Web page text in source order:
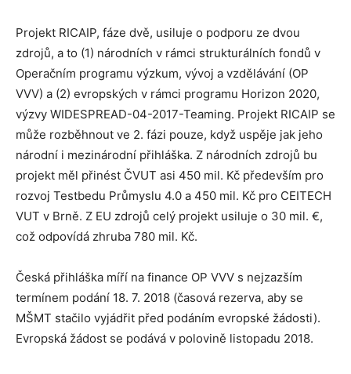
Projekt RICAIP, fáze dvě, usiluje o podporu ze dvou
zdrojů, a to (1) národních v rámci strukturálních fondů v
Operačním programu výzkum, vývoj a vzdělávání (OP
VVV) a (2) evropských v rámci programu Horizon 2020,
výzvy WIDESPREAD-04-2017-Teaming. Projekt RICAIP se
může rozběhnout ve 2. fázi pouze, když uspěje jak jeho
národní i mezinárodní přihláška. Z národních zdrojů bu
projekt měl přinést ČVUT asi 450 mil. Kč především pro
rozvoj Testbedu Průmyslu 4.0 a 450 mil. Kč pro CEITECH
VUT v Brně. Z EU zdrojů celý projekt usiluje o 30 mil. €,
což odpovídá zhruba 780 mil. Kč.
Česká přihláška míří na finance OP VVV s nejzazším
termínem podání 18. 7. 2018 (časová rezerva, aby se
MŠMT stačilo vyjádřit před podáním evropské žádosti).
Evropská žádost se podává v polovině listopadu 2018.